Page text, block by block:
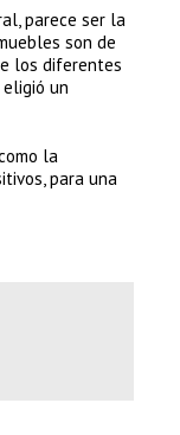
parece ser la
son de
los diferentes
un
la
para una